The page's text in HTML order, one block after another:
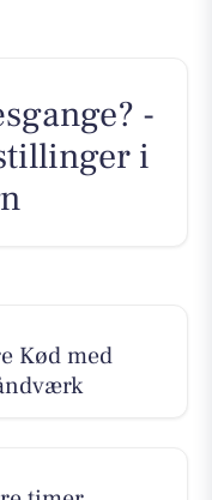
-
i
Kød med